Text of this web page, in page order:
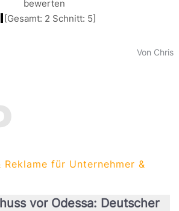
bewerten
[Gesamt: 2 Schnitt: 5]
Von Chris
Reklame für Unternehmer &
vor Odessa: Deutscher